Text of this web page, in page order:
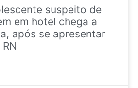
suspeito de
em hotel chega a
após se apresentar